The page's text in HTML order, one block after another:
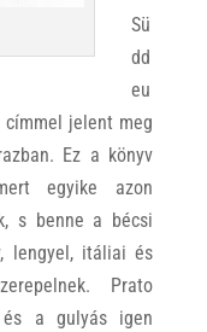
Sü
dd
eu
címmel jelent meg
Ez a könyv
egyike azon
s benne a bécsi
lengyel, itáliai és
Prato
és a gulyás igen